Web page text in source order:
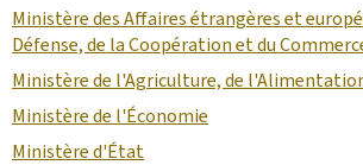
Ministère des Affaires étrangères et
Défense, de la Coopération et du
Ministère de l'Agriculture, de
Ministère de l'Économie
Ministère d'État